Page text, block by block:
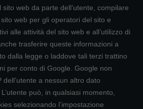
sito web da parte dell’utente, compilare
web per gli operatori del sito e
alle attività del sito web e all’utilizzo di
trasferire queste informazioni a
dalla legge o laddove tali terzi trattino
per conto di Google. Google non
a nessun altro dato
può, in qualsiasi momento,
selezionando l’impostazione